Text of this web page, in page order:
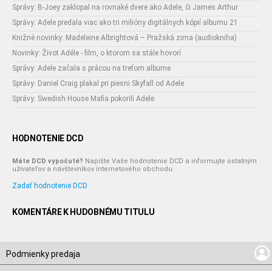
Správy: B-Joey zaklopal na rovnaké dvere ako Adele, či James Arthur
Správy: Adele predala viac ako tri milióny digitálnych kópií albumu 21
Knižné novinky: Madeleine Albrightová – Pražská zima (audiokniha)
Novinky: Život Adéle - film, o ktorom sa stále hovorí
Správy: Adele začala s prácou na treťom albume
Správy: Daniel Craig plakal pri piesni Skyfall od Adele
Správy: Swedish House Mafia pokorili Adele
HODNOTENIE DCD
Máte DCD vypočuté? Napíšte Vaše hodnotenie DCD a informujte ostatným
užívateľov a návštevníkov internetového obchodu.
Zadať hodnotenie DCD
KOMENTÁRE K HUDOBNÉMU TITULU
Podmienky predaja